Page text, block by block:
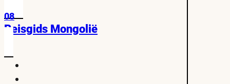
08
Reisgids Mongolië